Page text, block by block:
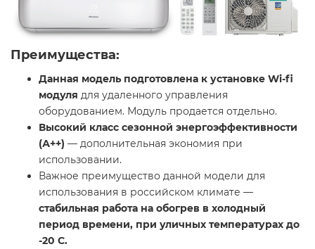
Преимущества:
Данная модель подготовлена к установке Wi-fi
модуля для удаленного управления
оборудованием. Модуль продается отдельно.
Высокий класс сезонной энергоэффективности
(А++) — дополнительная экономия при
использовании.
Важное преимущество данной модели для
использования в российском климате —
стабильная работа на обогрев в холодный
период времени, при уличных температурах до
-20 С.